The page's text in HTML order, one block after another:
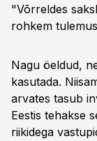
"Võrreldes
rohkem
Nagu öeldud,
kasutada.
arvates tasub
Eestis tehakse
riikidega